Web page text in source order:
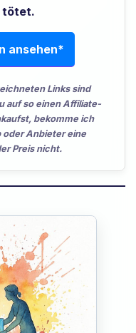
tötet.
ansehen*
Links sind
auf so einen Affiliate-
bekomme ich
oder Anbieter eine
Preis nicht.